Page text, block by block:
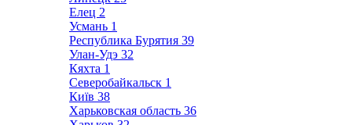
Елец 2
Усмань 1
Республика Бурятия 39
Улан-Удэ 32
Кяхта 1
Северобайкальск 1
Київ 38
Харьковская область 36